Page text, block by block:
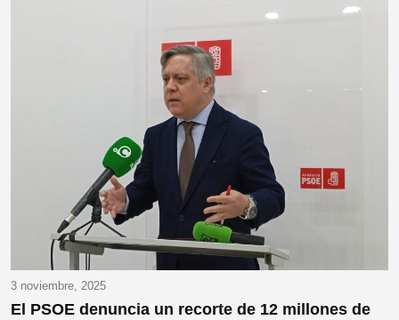
3 noviembre, 2025
El PSOE denuncia un recorte de 12 millones de